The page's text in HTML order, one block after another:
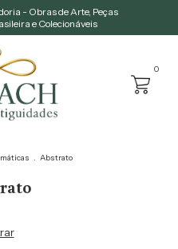
- Obras de Arte, Peças
e Colecionáveis
0
. Abstrato